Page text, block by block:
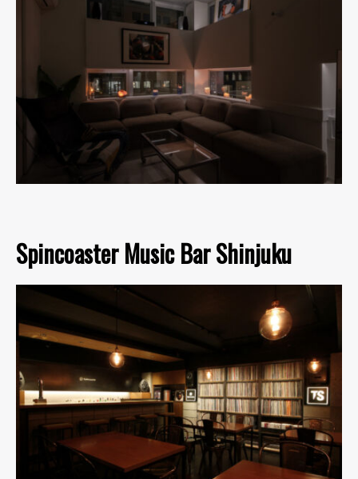
Spincoaster Music Bar Shinjuku